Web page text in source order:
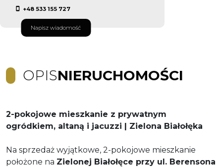
+48 533 155 727
Napisz wiadomość
OPISNIERUCHOMOŚCI
2-pokojowe mieszkanie z prywatnym
ogródkiem, altaną i jacuzzi | Zielona Białołęka
Na sprzedaż wyjątkowe, 2-pokojowe mieszkanie
położone na Zielonej Białołęce przy ul. Berensona